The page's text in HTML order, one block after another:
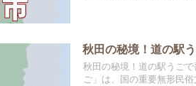
秋田の秘境！道の駅
秋田の秘境！道の駅うご
ご」は、国の重要無形民